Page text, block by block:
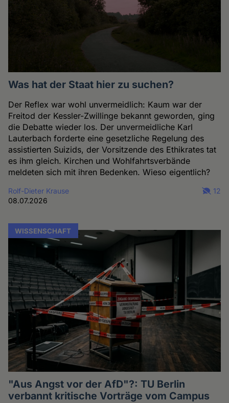
Was hat der Staat hier zu suchen?
Der Reflex war wohl unvermeidlich: Kaum war der
Freitod der Kessler-Zwillinge bekannt geworden, ging
die Debatte wieder los. Der unvermeidliche Karl
Lauterbach forderte eine gesetzliche Regelung des
assistierten Suizids, der Vorsitzende des Ethikrates tat
es ihm gleich. Kirchen und Wohlfahrtsverbände
meldeten sich mit ihren Bedenken. Wieso eigentlich?
Rolf-Dieter Krause
08.07.2026
12
WISSENSCHAFT
"Aus Angst vor der AfD"?: TU Berlin
verbannt kritische Vorträge vom Campus